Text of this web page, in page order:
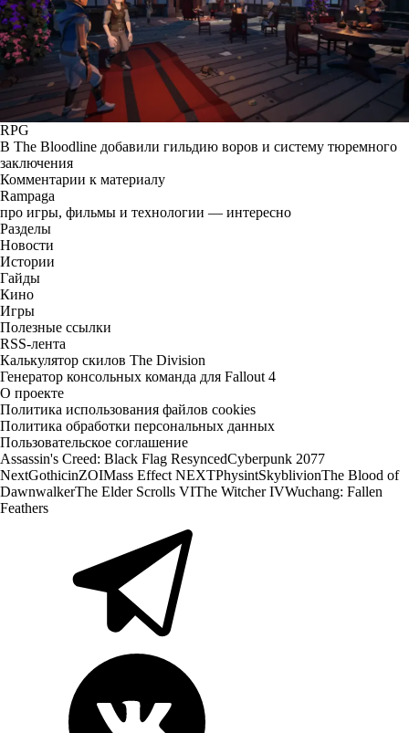
RPG
В The Bloodline добавили гильдию воров и систему тюремного
заключения
Комментарии к материалу
Rampaga
про игры, фильмы и технологии — интересно
Разделы
Новости
Истории
Гайды
Кино
Игры
Полезные ссылки
RSS-лента
Калькулятор скилов The Division
Генератор консольных команда для Fallout 4
О проекте
Политика использования файлов cookies
Политика обработки персональных данных
Пользовательское соглашение
Assassin's Creed: Black Flag ResyncedCyberpunk 2077
NextGothicinZOIMass Effect NEXTPhysintSkyblivionThe Blood of
DawnwalkerThe Elder Scrolls VIThe Witcher IVWuchang: Fallen
Feathers